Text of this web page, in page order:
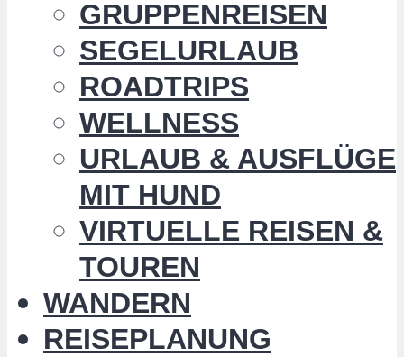
GRUPPENREISEN
SEGELURLAUB
ROADTRIPS
WELLNESS
URLAUB & AUSFLÜGE
MIT HUND
VIRTUELLE REISEN &
TOUREN
WANDERN
REISEPLANUNG